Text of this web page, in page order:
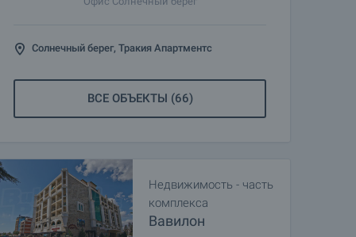
Солнечный берег, Тракия Апартментс
ВСЕ ОБЪЕКТЫ (66)
Недвижимость - часть
комплекса
Вавилон